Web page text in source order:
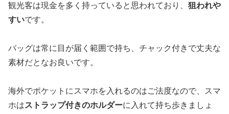
観光客は現金を多く持っていると思われており、 狙われや
すいです。
バッグは常に目が届く範囲で持ち、チャック付きで丈夫な
素材だとなお良いです。
海外でポケットにスマホを入れるのはご法度なので、スマ
ホはストラップ付きのホルダーに入れて持ち歩きましょ